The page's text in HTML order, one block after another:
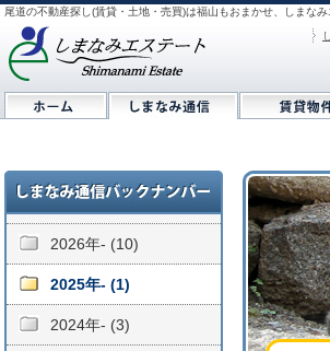
尾道の不動産探し(賃貸・土地・売買)は福山もおまかせ、しまなみ
2026年- (10)
2025年- (1)
2024年- (3)